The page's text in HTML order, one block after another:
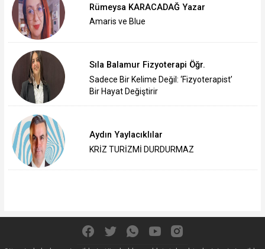
Rümeysa KARACADAĞ Yazar
Amaris ve Blue
Sıla Balamur Fizyoterapi Öğr.
Sadece Bir Kelime Değil: ‘Fizyoterapist’
Bir Hayat Değiştirir
Aydın Yaylacıklılar
KRİZ TURİZMİ DURDURMAZ